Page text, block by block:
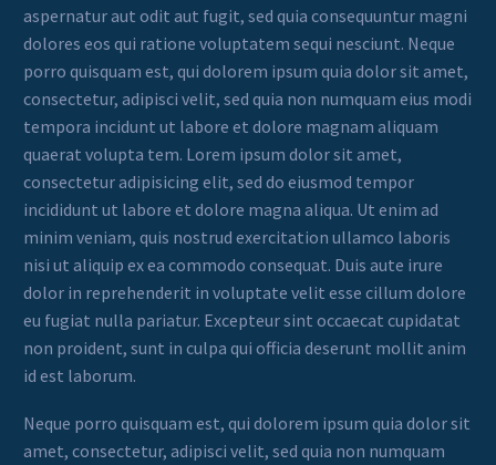
aspernatur aut odit aut fugit, sed quia consequuntur magni
dolores eos qui ratione voluptatem sequi nesciunt. Neque
porro quisquam est, qui dolorem ipsum quia dolor sit amet,
consectetur, adipisci velit, sed quia non numquam eius modi
tempora incidunt ut labore et dolore magnam aliquam
quaerat volupta tem. Lorem ipsum dolor sit amet,
consectetur adipisicing elit, sed do eiusmod tempor
incididunt ut labore et dolore magna aliqua. Ut enim ad
minim veniam, quis nostrud exercitation ullamco laboris
nisi ut aliquip ex ea commodo consequat. Duis aute irure
dolor in reprehenderit in voluptate velit esse cillum dolore
eu fugiat nulla pariatur. Excepteur sint occaecat cupidatat
non proident, sunt in culpa qui officia deserunt mollit anim
id est laborum.
Neque porro quisquam est, qui dolorem ipsum quia dolor sit
amet, consectetur, adipisci velit, sed quia non numquam